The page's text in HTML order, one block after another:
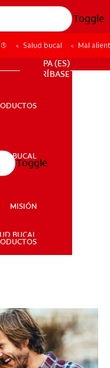
Toggle
SALUD BUCAL
PROMOCIONES
PA (ES)
SUSCRÍBASE
BUCAL
MISIÓN
BUCAL
Toggle
Salud bucal Mal
Para